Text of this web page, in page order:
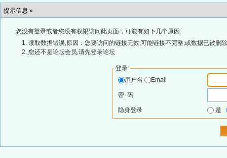
提示信息 »
您没有登录或者您没有权限访问此页面，可能有如下几个原因:
读取数据错误,原因：您要访问的链接无效,可能链接不完整,或数据已被删
您还不是论坛会员,请先登录论坛
登录
用户名
Email
密 码
隐身登录 是